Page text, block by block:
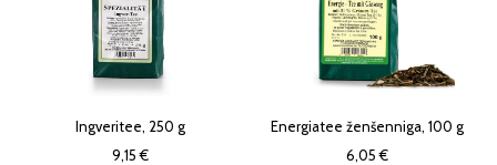
Ingveritee, 250 g
9,15 €
Energiatee ženšenniga, 100 g
6,05 €